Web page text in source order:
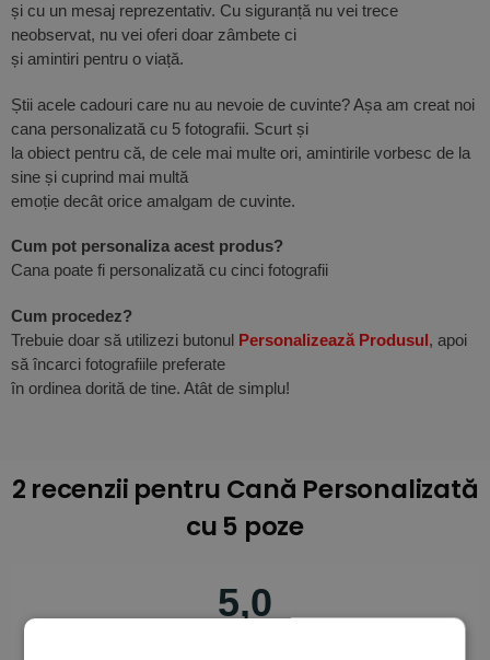
și cu un mesaj reprezentativ. Cu siguranță nu vei trece
neobservat, nu vei oferi doar zâmbete ci
și amintiri pentru o viață.
Știi acele cadouri care nu au nevoie de cuvinte? Așa am creat noi
cana personalizată cu 5 fotografii. Scurt și
la obiect pentru că, de cele mai multe ori, amintirile vorbesc de la
sine și cuprind mai multă
emoție decât orice amalgam de cuvinte.
Cum pot personaliza acest produs?
Cana poate fi personalizată cu cinci fotografii
Cum procedez?
Trebuie doar să utilizezi butonul Personalizează Produsul, apoi
să încarci fotografiile preferate
în ordinea dorită de tine. Atât de simplu!
2 recenzii pentru Cană Personalizată
cu 5 poze
5,0